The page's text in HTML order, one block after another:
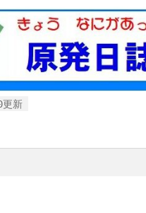
委員会「原発60年超運転
ずか5日で、多数決決定
年超へ」閣議決定
原発事故と甲状腺がん
新